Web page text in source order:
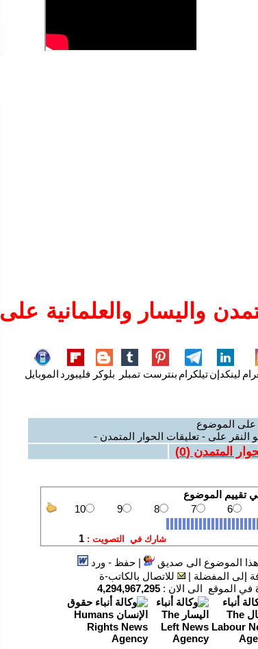
واليسار والعلمانية على
لينكدإنتيلكرام بنترست تمبلر بلوكر فليبورد الموبايل
على الموضوع
النقر على - تعليقات الحوار المتمدن -
المتمدن (0
)
الموضوع الى صديق |حفظ - ورد
إلى المفضلة |
للاتصال بالكاتب-ة
الموقع الى الان : 4,294,967,295